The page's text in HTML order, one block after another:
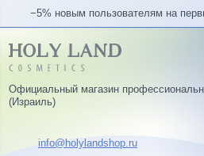
−5% новым пользователям на
Официальный магазин
(Израиль)
info@holylandshop.ru